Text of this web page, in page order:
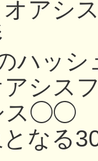
アシ
ハッ
アシス
ス◯◯
る30